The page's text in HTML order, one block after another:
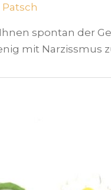
spontan der
mit Narzissmus